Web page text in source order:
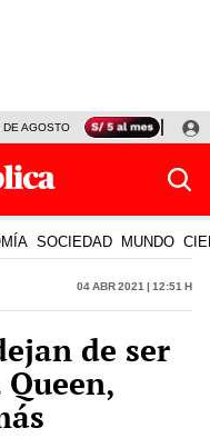
DE AGOSTO TINKA RESULTADOS
SOCIEDAD MUNDO
04 Abr 2021 | 12:51 h
de ser